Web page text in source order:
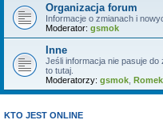
Organizacja forum
Informacje o zmianach i
Moderator: gsmok
Inne
Jeśli informacja nie pasuje do
to tutaj.
Moderatorzy: gsmok
KTO JEST ONLINE